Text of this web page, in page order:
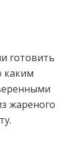
готовить
каким
жареного